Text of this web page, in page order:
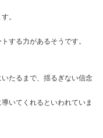
。
する力があるそうです。
たるまで、揺るぎない信念
いてくれるといわれていま